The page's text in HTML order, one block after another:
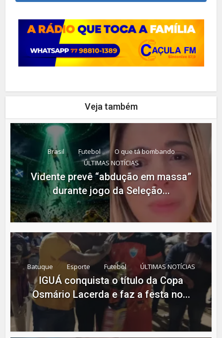
Veja também
Brasil Futebol
O que tá bombando
ÚLTIMAS NOTÍCIAS
Vidente prevê “abdução em massa”
durante jogo da Seleção...
Batuque Esporte Futebol ÚLTIMAS NOTÍCIAS
IGUÁ conquista o título da Copa
Osmário Lacerda e faz a festa no...